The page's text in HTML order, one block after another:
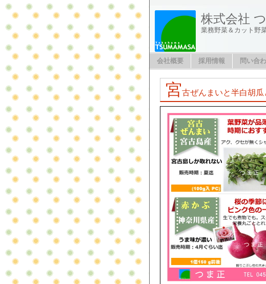
株式会社
業務野菜＆カット野
会社概要 採用情報 問い合
宮古ぜんまいと半白胡